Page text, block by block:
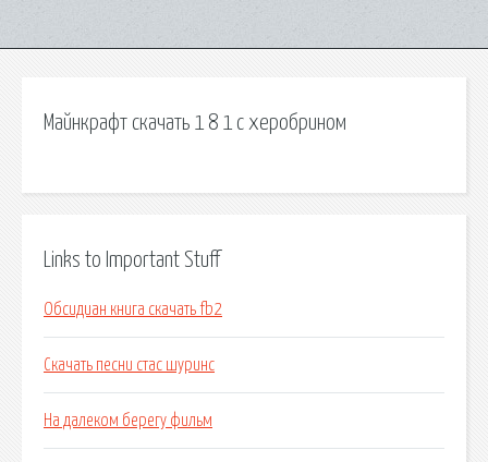
Майнкрафт скачать 1 8 1 с херобрином
Links to Important Stuff
Обсидиан книга скачать fb2
Скачать песни стас шуринс
На далеком берегу фильм